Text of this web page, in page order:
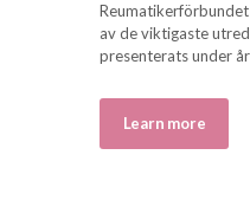
av de viktigaste
presenterats under
Learn more